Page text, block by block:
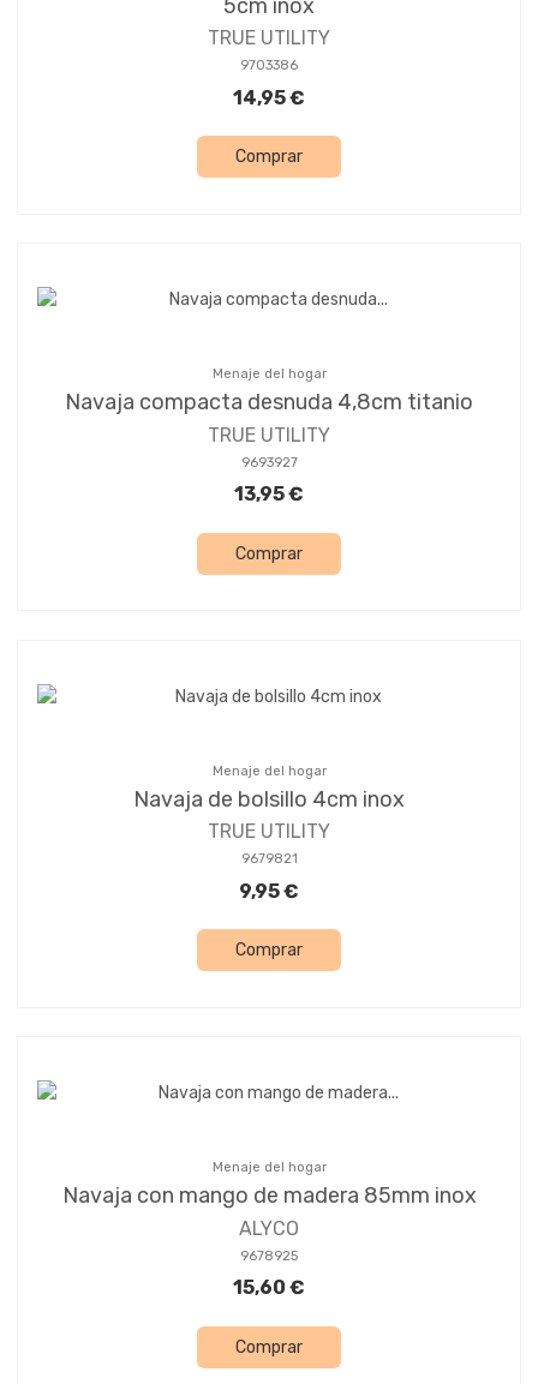
5cm inox
TRUE UTILITY
9703386
14,95 €
Comprar
Menaje del hogar
Navaja compacta desnuda 4,8cm titanio
TRUE UTILITY
9693927
13,95 €
Comprar
Menaje del hogar
Navaja de bolsillo 4cm inox
TRUE UTILITY
9679821
9,95 €
Comprar
Menaje del hogar
Navaja con mango de madera 85mm inox
ALYCO
9678925
15,60 €
Comprar